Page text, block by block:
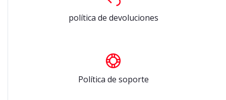
política de devoluciones
Política de soporte